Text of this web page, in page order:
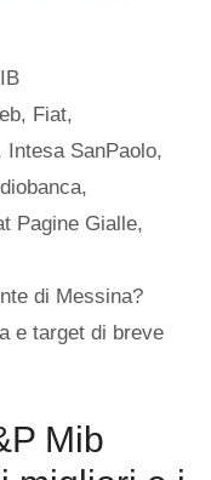
, Fiat,
Intesa SanPaolo,
,
Pagine Gialle,
di Messina?
e target di breve
Mib